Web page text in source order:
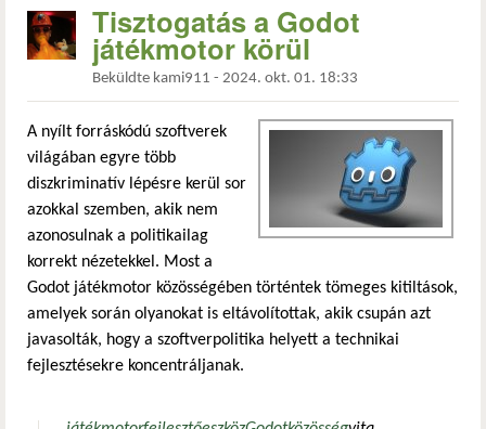
Tisztogatás a Godot
játékmotor körül
Beküldte kami911 - 2024. okt. 01. 18:33
A nyílt forráskódú szoftverek
világában egyre több
diszkriminatív lépésre kerül sor
azokkal szemben, akik nem
azonosulnak a politikailag
korrekt nézetekkel. Most a
Godot játékmotor közösségében történtek tömeges kitiltások,
amelyek során olyanokat is eltávolítottak, akik csupán azt
javasolták, hogy a szoftverpolitika helyett a technikai
fejlesztésekre koncentráljanak.